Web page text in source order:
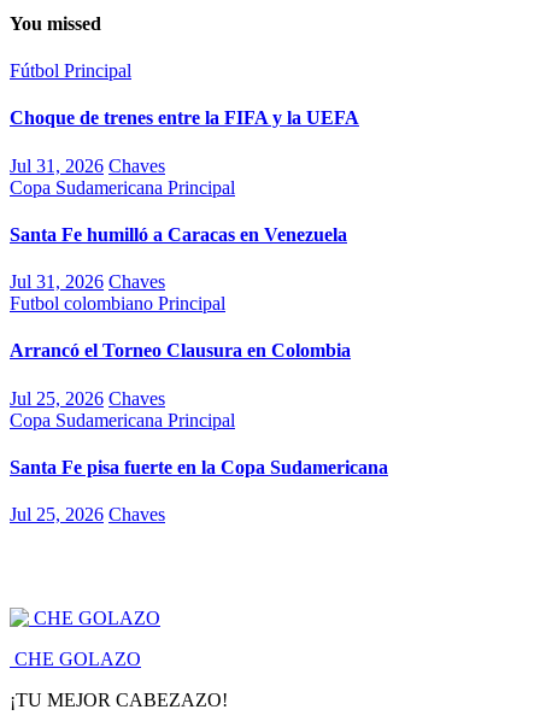
You missed
Fútbol Principal
Choque de trenes entre la FIFA y la UEFA
Jul 31, 2026 Chaves
Copa Sudamericana Principal
Santa Fe humilló a Caracas en Venezuela
Jul 31, 2026 Chaves
Futbol colombiano Principal
Arrancó el Torneo Clausura en Colombia
Jul 25, 2026 Chaves
Copa Sudamericana Principal
Santa Fe pisa fuerte en la Copa Sudamericana
Jul 25, 2026 Chaves
CHE GOLAZO
¡TU MEJOR CABEZAZO!